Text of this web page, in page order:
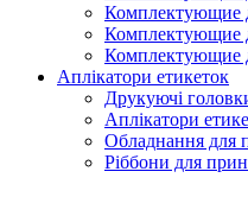
Каплеструйный
Комплектующие
Комплектующие
Комплектующие
Аплікатори етикеток
Друкуючі
Аплікатори
Обладнання для
Ріббони для